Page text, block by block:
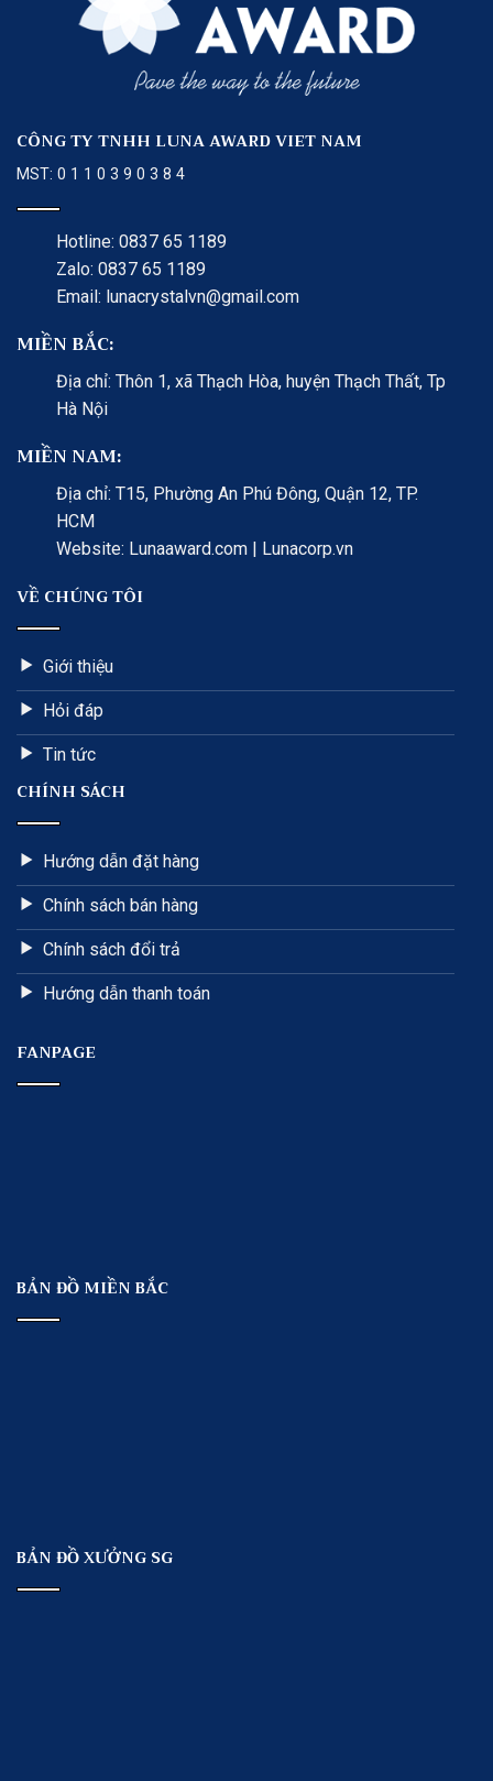
CÔNG TY TNHH LUNA AWARD VIET NAM
MST: 0 1 1 0 3 9 0 3 8 4
Hotline: 0837 65 1189
Zalo: 0837 65 1189
Email: lunacrystalvn@gmail.com
MIỀN BẮC:
Địa chỉ: Thôn 1, xã Thạch Hòa, huyện Thạch Thất, Tp
Hà Nội
MIỀN NAM:
Địa chỉ: T15, Phường An Phú Đông, Quận 12, TP.
HCM
Website: Lunaaward.com | Lunacorp.vn
VỀ CHÚNG TÔI
Giới thiệu
Hỏi đáp
Tin tức
CHÍNH SÁCH
Hướng dẫn đặt hàng
Chính sách bán hàng
Chính sách đổi trả
Hướng dẫn thanh toán
FANPAGE
BẢN ĐỒ MIỀN BẮC
BẢN ĐỒ XƯỞNG SG